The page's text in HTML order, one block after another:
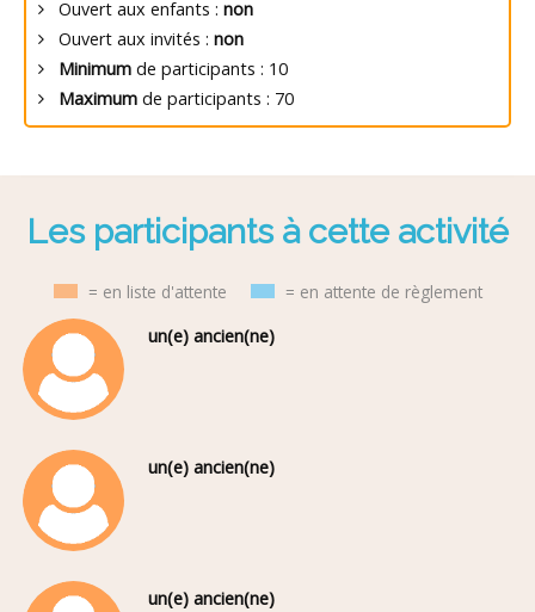
Ouvert aux enfants : non
Ouvert aux invités : non
Minimum de participants : 10
Maximum de participants : 70
Les participants à cette activité
= en liste d'attente
= en attente de règlement
un(e) ancien(ne)
un(e) ancien(ne)
un(e) ancien(ne)